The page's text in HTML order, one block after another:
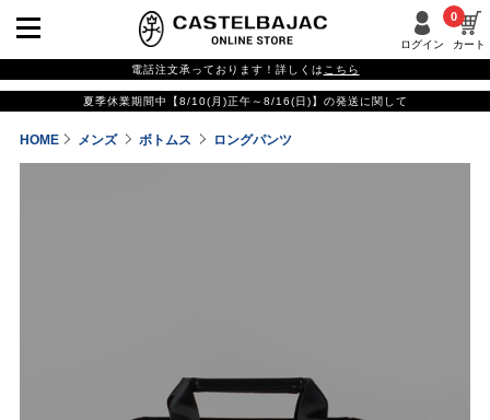
ログイン カート
0
電話注文承っております！詳しくは こちら
夏季休業期間中【8/10(月)正午～8/16(日)】の発送に関して
HOME メンズ ボトムス ロングパンツ